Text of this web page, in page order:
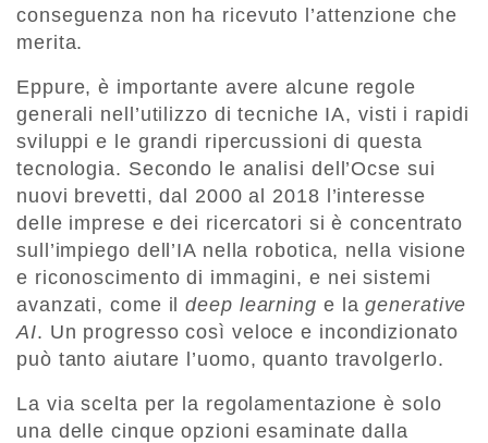
conseguenza non ha ricevuto l’attenzione che
merita.
Eppure, è importante avere alcune regole
generali nell’utilizzo di tecniche IA, visti i rapidi
sviluppi e le grandi ripercussioni di questa
tecnologia. Secondo le analisi dell’Ocse sui
nuovi brevetti, dal 2000 al 2018 l’interesse
delle imprese e dei ricercatori si è concentrato
sull’impiego dell’IA nella robotica, nella visione
e riconoscimento di immagini, e nei sistemi
avanzati, come ildeep learning e lagenerative
AI. Un progresso così veloce e incondizionato
può tanto aiutare l’uomo, quanto travolgerlo.
La via scelta per la regolamentazione è solo
una delle cinque opzioni esaminate dalla